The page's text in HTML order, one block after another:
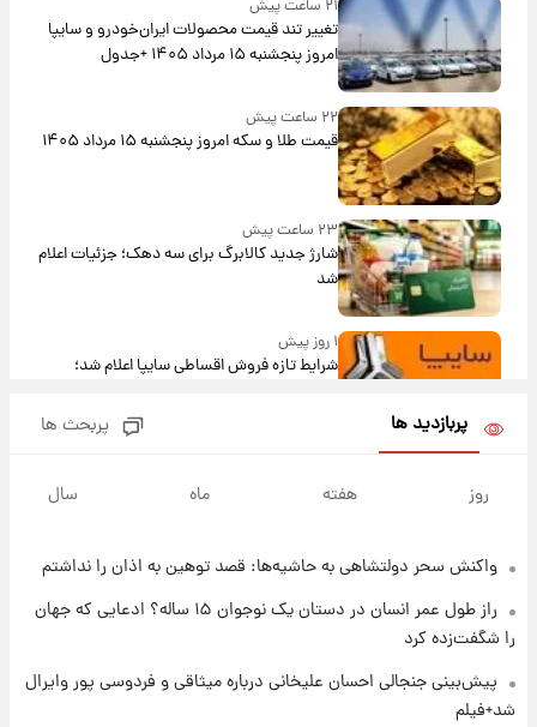
۲۱ ساعت پیش
تغییر تند قیمت محصولات ایران‌خودرو و سایپا
امروز پنجشنبه ۱۵ مرداد ۱۴۰۵ +جدول
۲۲ ساعت پیش
قیمت طلا و سکه امروز پنجشنبه ۱۵ مرداد ۱۴۰۵
۲۳ ساعت پیش
شارژ جدید کالابرگ برای سه دهک؛ جزئیات اعلام
شد
۱ روز پیش
شرایط تازه فروش اقساطی سایپا اعلام شد؛
قیمت سکه و طلا فردا
۱ روز پیش
۱ روز پیش
پربازدید ها پربحث ها
روز هفته ماه سال
واکنش سحر دولتشاهی به حاشیه‌ها: قصد توهین به اذان را نداشتم
راز طول عمر انسان در دستان یک نوجوان ۱۵ ساله؟ ادعایی که جهان
را شگفت‌زده کرد
پیش‌بینی جنجالی احسان علیخانی درباره میثاقی و فردوسی پور وایرال
شد+فیلم